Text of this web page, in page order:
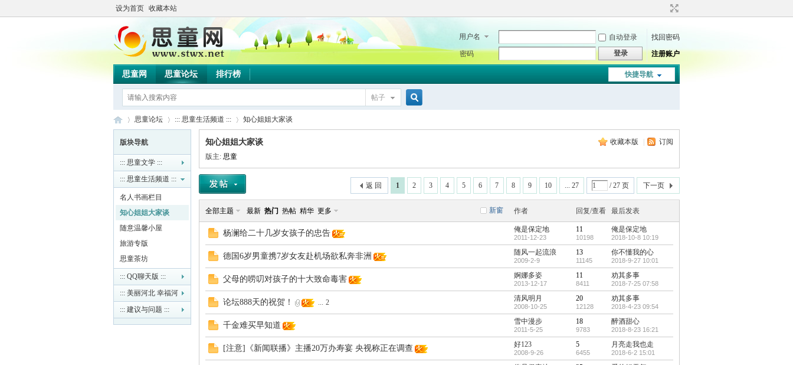
设为首页 收藏本站
用户名 自动登录
找回密码
密码
登录 注册账户
快捷导航
思童网 思童论坛 排行榜
帖子
思 »
思童论坛
›
::: 思童生活频道 :::
›
知心姐姐大家谈
版块导航
::: 思童文学 :::
::: 思童生活频道 :::
名人书画栏目
知心姐姐大家谈
随意温馨小屋
旅游专版
思童茶坊
::: QQ聊天版 :::
::: 美丽河北 幸福河
北 :::
::: 建议与问题 :::
收藏本版 订阅
知心姐姐大家谈
版主: 思童
1 2 3 4 5 6 7 8 9 10 ... 27 / 27 页 下一页
返 回
新窗
全部主题 最新 热门 热帖 精华 更多 作者 回复/查看 最后发表
杨澜给二十几岁女孩子的忠告 俺是保定地
2011-12-23
11
10198
俺是保定地
2018-10-8 10:19
德国6岁男童携7岁女友赴机场欲私奔非洲 随风一起流浪
2009-2-9
13
11145
你不懂我的心
2018-9-27 10:01
父母的唠叨对孩子的十大致命毒害 婀娜多姿
2013-12-17
11
8411
劝其多事
2018-7-25 07:58
论坛888天的祝贺！ ... 2 清风明月
2008-10-25
20
12128
劝其多事
2018-4-23 09:54
千金难买早知道 雪中漫步
2011-5-25
18
9783
醉酒甜心
2018-8-23 16:21
[注意]《新闻联播》主播20万办寿宴 央视称正在调查 好123
2008-9-26
5
6455
月亮走我也走
2018-6-2 15:01